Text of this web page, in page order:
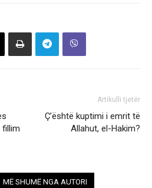
fillim
Artikulli tjetër
Ç’është kuptimi i emrit të
Allahut, el-Hakim?
MË SHUMË NGA AUTORI